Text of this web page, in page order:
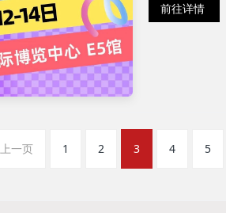
前往详情
上一页 1 2 3 4 5